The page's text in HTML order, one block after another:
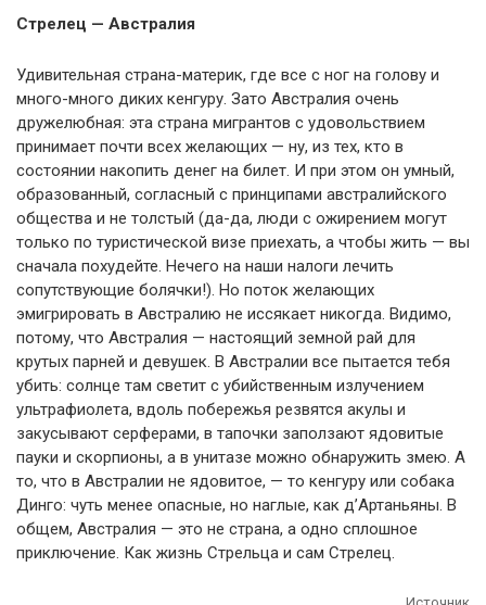
Стрелец — Австралия
Удивительная страна-материк, где все с ног на голову и
много-много диких кенгуру. Зато Австралия очень
дружелюбная: эта страна мигрантов с удовольствием
принимает почти всех желающих — ну, из тех, кто в
состоянии накопить денег на билет. И при этом он умный,
образованный, согласный с принципами австралийского
общества и не толстый (да-да, люди с ожирением могут
только по туристической визе приехать, а чтобы жить — вы
сначала похудейте. Нечего на наши налоги лечить
сопутствующие болячки!). Но поток желающих
эмигрировать в Австралию не иссякает никогда. Видимо,
потому, что Австралия — настоящий земной рай для
крутых парней и девушек. В Австралии все пытается тебя
убить: солнце там светит с убийственным излучением
ультрафиолета, вдоль побережья резвятся акулы и
закусывают серферами, в тапочки заползают ядовитые
пауки и скорпионы, а в унитазе можно обнаружить змею. А
то, что в Австралии не ядовитое, — то кенгуру или собака
Динго: чуть менее опасные, но наглые, как д’Артаньяны. В
общем, Австралия — это не страна, а одно сплошное
приключение. Как жизнь Стрельца и сам Стрелец.